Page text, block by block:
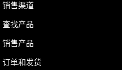
销售渠道
查找产品
销售产品
订单和发货